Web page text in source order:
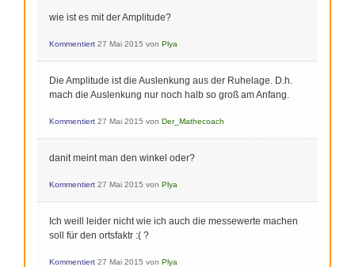
wie ist es mit der Amplitude?
Kommentiert 27 Mai 2015 von Plya
Die Amplitude ist die Auslenkung aus der Ruhelage. D.h.
mach die Auslenkung nur noch halb so groß am Anfang.
Kommentiert 27 Mai 2015 von Der_Mathecoach
danit meint man den winkel oder?
Kommentiert 27 Mai 2015 von Plya
Ich weill leider nicht wie ich auch die messewerte machen
soll für den ortsfaktr :( ?
Kommentiert 27 Mai 2015 von Plya